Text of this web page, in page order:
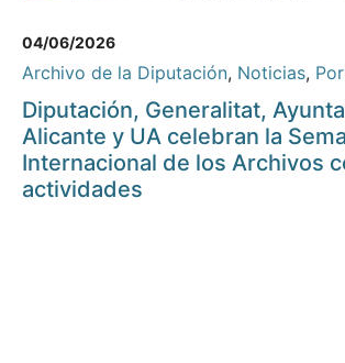
04/06/2026
Archivo de la Diputación, Noticias,
Diputación, Generalitat,
Alicante y UA celebran la
Internacional de los Archivos
actividades